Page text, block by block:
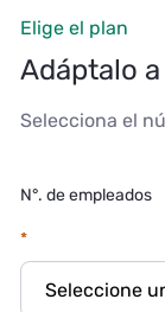
Elige el plan
Adáptalo
Selecciona el
N°. de empleados